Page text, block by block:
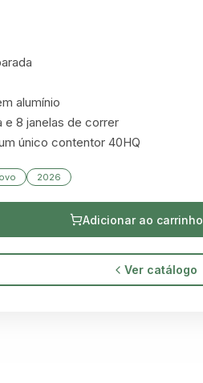
alumínio
e 8 janelas de correr
único contentor 40HQ
2026
Adicionar ao carrinho
Ver catálogo